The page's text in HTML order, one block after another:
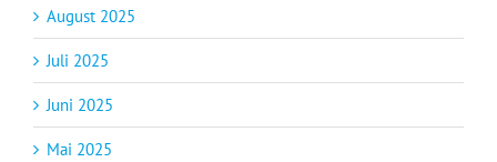
August 2025
Juli 2025
Juni 2025
Mai 2025